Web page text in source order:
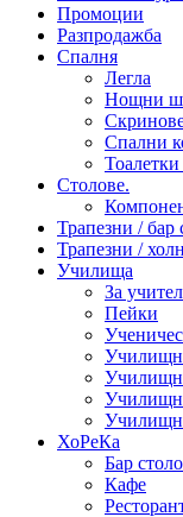
Промоции
Разпродажба
Спалня
Легла
Нощни
Спални
Тоалетки
Столове.
Трапезни / бар
Трапезни /
Училища
За
Пейки
ХоРеКа
Бар
Кафе